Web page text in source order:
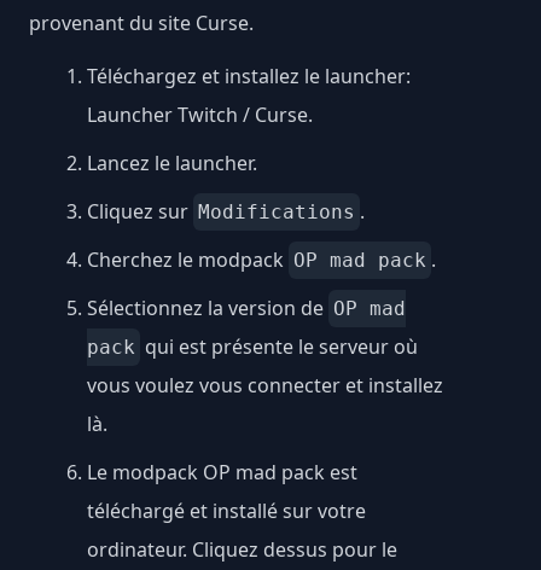
provenant du site Curse.
Téléchargez et installez le launcher:
Launcher Twitch / Curse.
Lancez le launcher.
Cliquez sur Modifications .
Cherchez le modpack OP mad pack .
Sélectionnez la version de OP mad
pack qui est présente le serveur où
vous voulez vous connecter et installez
là.
Le modpack OP mad pack est
téléchargé et installé sur votre
ordinateur. Cliquez dessus pour le